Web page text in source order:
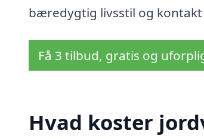
bæredygtig livsstil og
Få 3 tilbud, gratis og
Hvad koster